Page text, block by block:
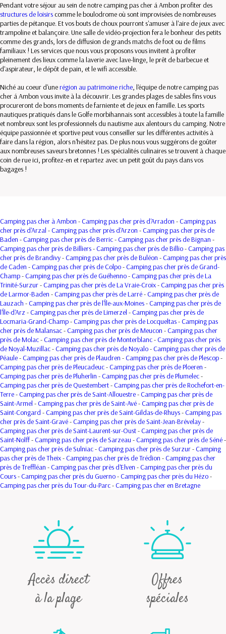
Pendant votre séjour au sein de notre camping pas cher á Ambon profiter des
structures de loisirs comme le boulodrome où sont improvisées de nombreuses
parties de pétanque. Et vos bouts de choux pourront s'amuser à l'aire de jeux avec
trampoline et balançoire. Une salle de vidéo-projection fera le bonheur des petits
comme des grands, lors de diffusion de grands matchs de foot ou de films
familiaux ! Les services que nous vous proposons vous invitent à profiter
pleinement des lieux comme la laverie avec lave-linge, le prêt de barbecue et
d'aspirateur, le dépôt de pain, et le wifi accessible.
Niché au coeur d'unerégion au patrimoine riche, l'équipe de notre camping pas
cher á Ambon vous invite à la découvrir. Les grandes plages de sables fins vous
procureront de bons moments de farniente et de jeux en famille. Les sports
nautiques pratiqués dans le Golfe morbihannais sont accessibles à toute la famille
et nombreux sont les professionnels du nautisme aux alentours du camping. Notre
équipe passionnée et sportive peut vous conseiller sur les différentes activités à
faire dans la région, alors n'hésitez pas. De plus nous vous suggérons de goûter
aux nombreuses saveurs bretonnes ! Les spécialités culinaires se trouvent à chaque
coin de rue ici, profitez-en et repartez avec un petit goût du pays dans vos
bagages !
Camping pas cher à Ambon -Camping pas cher près d'Arradon -Camping pas
cher près d'Arzal -Camping pas cher près d'Arzon -Camping pas cher près de
Baden -Camping pas cher près de Berric-Camping pas cher près de Bignan -
Camping pas cher près de Billiers-Camping pas cher près de Billio-Camping pas
cher près de Brandivy-Camping pas cher près de Buléon -Camping pas cher près
de Caden -Camping pas cher près de Colpo-Camping pas cher près de Grand-
Champ-Camping pas cher près de Guéhenno-Camping pas cher près de La
Trinité-Surzur-Camping pas cher près de La Vraie-Croix-Camping pas cher près
de Larmor-Baden -Camping pas cher près de Larré-Camping pas cher près de
Lauzach -Camping pas cher près de l'Île-aux-Moines-Camping pas cher près de
l'Île-d'Arz -Camping pas cher près de Limerzel -Camping pas cher près de
Locmaria-Grand-Champ-Camping pas cher près de Locqueltas-Camping pas
cher près de Malansac-Camping pas cher près de Meucon -Camping pas cher
près de Molac-Camping pas cher près de Monterblanc-Camping pas cher près
de Noyal-Muzillac-Camping pas cher près de Noyalo-Camping pas cher près de
Péaule-Camping pas cher près de Plaudren -Camping pas cher près de Plescop-
Camping pas cher près de Pleucadeuc-Camping pas cher près de Ploeren -
Camping pas cher près de Pluherlin -Camping pas cher près de Plumelec-
Camping pas cher près de Questembert-Camping pas cher près de Rochefort-en-
Terre-Camping pas cher près de Saint-Allouestre-Camping pas cher près de
Saint-Armel -Camping pas cher près de Saint-Avé-Camping pas cher près de
Saint-Congard -Camping pas cher près de Saint-Gildas-de-Rhuys-Camping pas
cher près de Saint-Gravé-Camping pas cher près de Saint-Jean-Brévelay-
Camping pas cher près de Saint-Laurent-sur-Oust-Camping pas cher près de
Saint-Nolff-Camping pas cher près de Sarzeau -Camping pas cher près de Séné-
Camping pas cher près de Sulniac-Camping pas cher près de Surzur-Camping
pas cher près de Theix-Camping pas cher près de Trédion -Camping pas cher
près de Treffléan -Camping pas cher près d'Elven -Camping pas cher près du
Cours-Camping pas cher près du Guerno-Camping pas cher près du Hézo-
Camping pas cher près du Tour-du-Parc-Camping pas cher en Bretagne
Accès direct
à la plage
Offres
spéciales